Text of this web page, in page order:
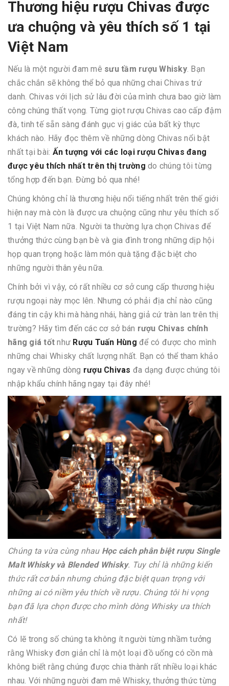
Thương hiệu rượu Chivas được
ưa chuộng và yêu thích số 1 tại
Việt Nam
Nếu là một người đam mê sưu tầm rượu Whisky. Bạn
chắc chắn sẽ không thể bỏ qua những chai Chivas trứ
danh. Chivas với lịch sử lâu đời của mình chưa bao giờ làm
công chúng thất vọng. Từng giọt rượu Chivas cao cấp đậm
đà, tinh tế sẵn sàng đánh gục vị giác của bất kỳ thực
khách nào. Hãy đọc thêm về những dòng Chivas nổi bật
nhất tại bài: Ấn tượng với các loại rượu Chivas đang
được yêu thích nhất trên thị trường do chúng tôi từng
tổng hợp đến bạn. Đừng bỏ qua nhé!
Chúng không chỉ là thương hiệu nổi tiếng nhất trên thế giới
hiện nay mà còn là được ưa chuộng cũng như yêu thích số
1 tại Việt Nam nữa. Người ta thường lựa chọn Chivas để
thưởng thức cùng bạn bè và gia đình trong những dịp hội
họp quan trọng hoặc làm món quà tặng đặc biệt cho
những người thân yêu nữa.
Chính bởi vì vậy, có rất nhiều cơ sở cung cấp thương hiệu
rượu ngoại này mọc lên. Nhưng có phải địa chỉ nào cũng
đáng tin cậy khi mà hàng nhái, hàng giả cứ tràn lan trên thị
trường? Hãy tìm đến các cơ sở bán rượu Chivas chính
hãng giá tốt như Rượu Tuấn Hùng để có được cho mình
những chai Whisky chất lượng nhất. Bạn có thể tham khảo
ngay về những dòng rượu Chivas đa dạng được chúng tôi
nhập khẩu chính hãng ngay tại đây nhé!
Chúng ta vừa cùng nhau Học cách phân biệt rượu Single
Malt Whisky và Blended Whisky. Tuy chỉ là những kiến
thức rất cơ bản nhưng chúng đặc biệt quan trọng với
những ai có niềm yêu thích về rượu. Chúng tôi hi vọng
bạn đã lựa chọn được cho mình dòng Whisky ưa thích
nhất!
Có lẽ trong số chúng ta không ít người từng nhầm tưởng
rằng Whisky đơn giản chỉ là một loại đồ uống có cồn mà
không biết rằng chúng được chia thành rất nhiều loại khác
nhau. Với những người đam mê Whisky, thưởng thức từng